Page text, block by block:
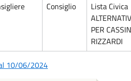
Consiglio
Lista Civica
PER
RIZZARDI
10/06/2024